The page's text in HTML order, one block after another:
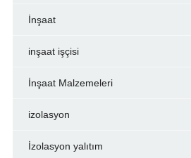
İnşaat
inşaat işçisi
İnşaat Malzemeleri
izolasyon
İzolasyon yalıtım